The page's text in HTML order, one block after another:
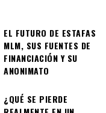
EL FUTURO DE ESTAFAS
MLM, SUS FUENTES DE
FINANCIACIÓN Y SU
ANONIMATO
¿QUÉ SE PIERDE